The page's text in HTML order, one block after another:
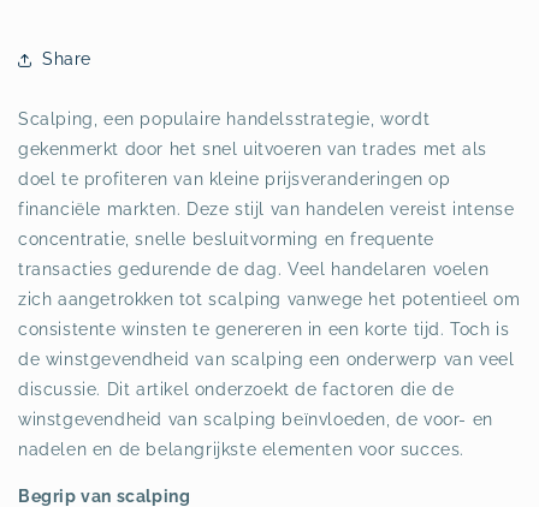
Share
Scalping, een populaire handelsstrategie, wordt
gekenmerkt door het snel uitvoeren van trades met als
doel te profiteren van kleine prijsveranderingen op
financiële markten. Deze stijl van handelen vereist intense
concentratie, snelle besluitvorming en frequente
transacties gedurende de dag. Veel handelaren voelen
zich aangetrokken tot scalping vanwege het potentieel om
consistente winsten te genereren in een korte tijd. Toch is
de winstgevendheid van scalping een onderwerp van veel
discussie. Dit artikel onderzoekt de factoren die de
winstgevendheid van scalping beïnvloeden, de voor- en
nadelen en de belangrijkste elementen voor succes.
Begrip van scalping